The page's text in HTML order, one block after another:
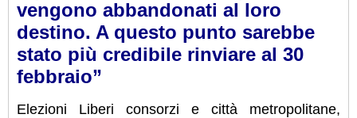
vengono abbandonati al loro
destino. A questo punto sarebbe
stato più credibile rinviare al 30
febbraio”
Elezioni Liberi consorzi e città metropolitane,